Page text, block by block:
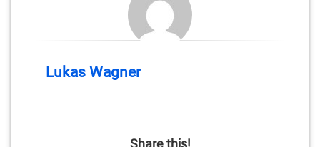
Lukas Wagner
Share this!